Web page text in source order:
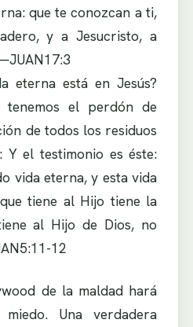
que te conozcan a ti,
y a Jesucristo, a
eterna está en Jesús?
el perdón de
de todos los residuos
Y el testimonio es éste:
vida eterna, y esta vida
tiene al Hijo tiene la
al Hijo de Dios, no
12
de la maldad hará
Una verdadera